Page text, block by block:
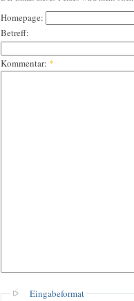
Homepage:
Betreff:
Kommentar: *
Eingabeformat